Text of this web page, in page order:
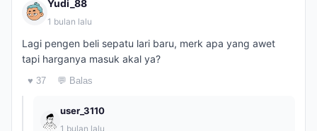
Yudi_88
1 bulan lalu
Lagi pengen beli sepatu lari baru, merk apa yang awet
tapi harganya masuk akal ya?
♥ 37 💬 Balas
user_3110
1 bulan lalu